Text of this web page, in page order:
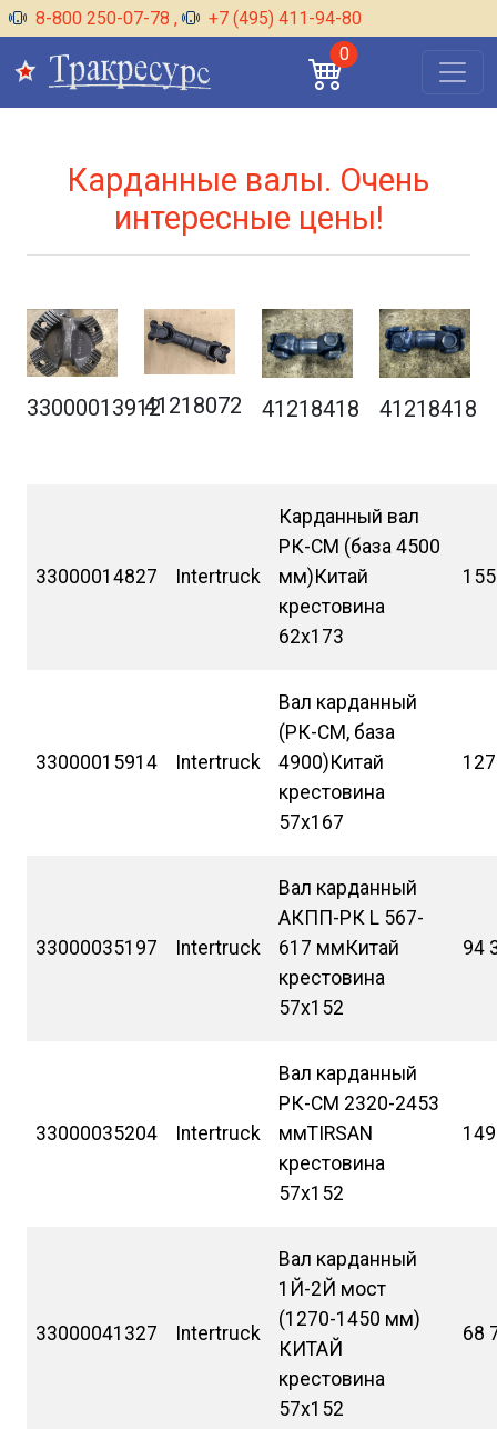
8-800 250-07-78 ,
+7 (495) 411-94-80
0
Карданные валы. Очень
интересные цены!
3300001391241218072 41218418 41218418
33000014827 Intertruck
Карданный вал
РК-СМ (база 4500
мм)Китай
крестовина
62х173
33000015914 Intertruck
Вал карданный
(РК-СМ, база
4900)Китай
крестовина
57х167
33000035197 Intertruck
Вал карданный
АКПП-РК L 567-
617 ммКитай
крестовина
57х152
94
33000035204 Intertruck
Вал карданный
РК-СМ 2320-2453
ммTIRSAN
крестовина
57х152
33000041327 Intertruck
Вал карданный
1Й-2Й мост
(1270-1450 мм)
КИТАЙ
крестовина
57х152
68